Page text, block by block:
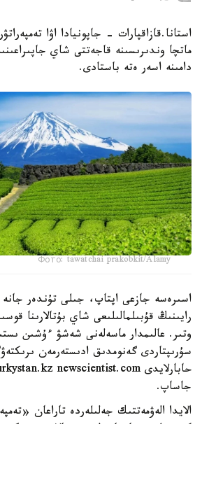
استانا.قازاقپارات - جاپونيادا اۋا
ماتچا وندىرىسىنە قاجەتتى شاي
دامىنە اسەر ەتە باستادى.
Фото: tawatchai prakobkit/Alamy
اسىرەسە جازعى اپتاپ، جىلى تۇندەر
رايىنىڭ قۇبىلمالىلىعى شاي بۇتالارىنا
وتىر. عالىمدار ماسەلەنى شەشۋ ءۇشىن
سۇرىپتاردى گەنومدىق ادىستەرمەن
جاساپ.